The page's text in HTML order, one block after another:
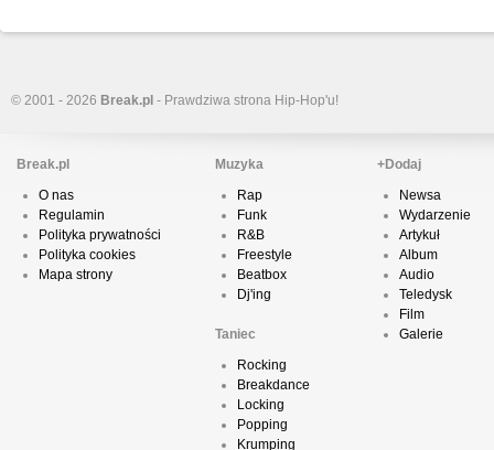
© 2001 - 2026 Break.pl - Prawdziwa strona Hip-Hop'u!
Break.pl
O nas
Regulamin
Polityka prywatności
Polityka cookies
Mapa strony
Muzyka
Rap
Funk
R&B
Freestyle
Beatbox
Dj'ing
Taniec
Rocking
Breakdance
Locking
Popping
Krumping
+Dodaj
Newsa
Wydarzenie
Artykuł
Album
Audio
Teledysk
Film
Galerie